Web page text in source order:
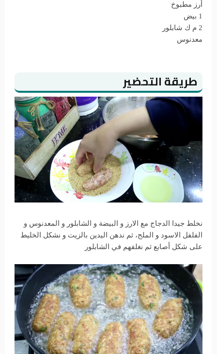
أرز مطبوخ
1 بيض
2 م ك شابلور
معدنوس
طريقة التحضير
نخلط جيدا الدجاج مع الارز و البيضة و الشابلور و المعدنوس و
الفلفل الاسود و الملح، ثم ندهن اليدين بالزيت و نشكل الخليط
على شكل أصابع ثم نغلفهم في الشابلور